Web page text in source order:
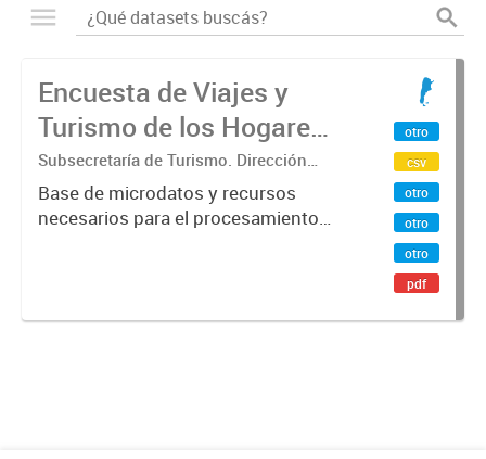
Encuesta de Viajes y
Turismo de los Hogares
(EVyTH) - Microdatos
Subsecretaría de Turismo. Dirección
Nacional de Mercados y Estadística
Base de microdatos y recursos
necesarios para el procesamiento
otro
csv
otro
otro
otro
pdf